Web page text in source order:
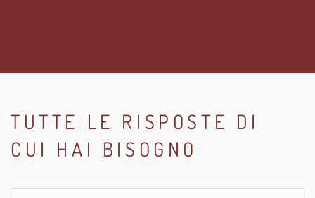
TUTTE LE RISPOSTE DI
CUI HAI BISOGNO